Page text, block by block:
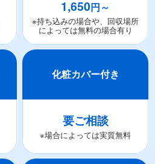
1,650円～
※持ち込みの場合や、回収場所
によっては無料の場合有り
化粧カバー付き
要ご相談
※場合によっては実質無料